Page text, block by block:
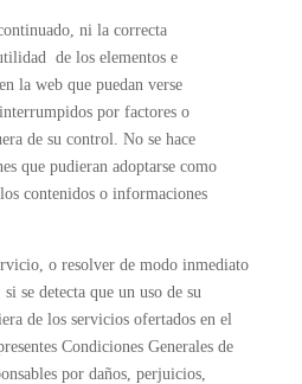
ni la correcta
de los elementos e
la web que puedan verse
por factores o
de su control. No se hace
que pudieran adoptarse como
contenidos o informaciones
o resolver de modo inmediato
se detecta que un uso de su
de los servicios ofertados en el
Condiciones Generales de
por daños, perjuicios,